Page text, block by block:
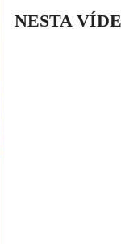
NESTA